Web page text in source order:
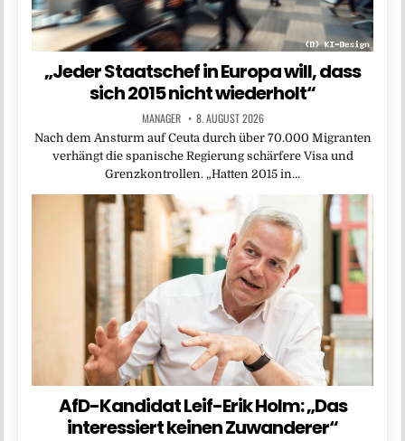
„Jeder Staatschef in Europa will, dass
sich 2015 nicht wiederholt“
MANAGER 8. AUGUST 2026
Nach dem Ansturm auf Ceuta durch über 70.000 Migranten
verhängt die spanische Regierung schärfere Visa und
Grenzkontrollen. „Hatten 2015 in…
AfD-Kandidat Leif-Erik Holm: „Das
interessiert keinen Zuwanderer“